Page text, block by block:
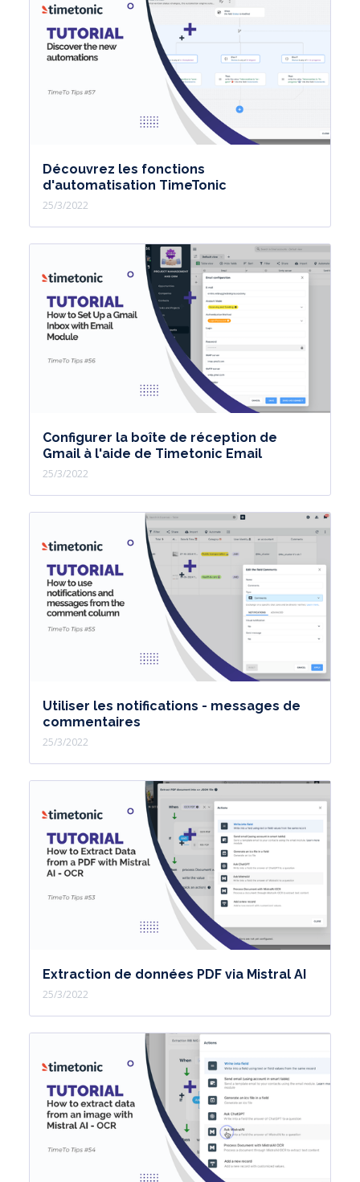
Découvrez les fonctions
d'automatisation TimeTonic
25/3/2022
Configurer la boîte de réception de
Gmail à l'aide de Timetonic Email
25/3/2022
Utiliser les notifications - messages de
commentaires
25/3/2022
Extraction de données PDF via Mistral AI
25/3/2022